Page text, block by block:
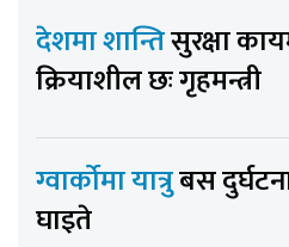
देशमा शान्तिसुरक्षा
क्रियाशील छः गृहमन्त्री
ग्वार्कोमा यात्रुबस
घाइते